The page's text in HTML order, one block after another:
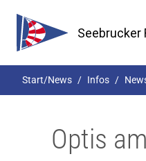
Seebrucker
Start/News Infos
Optis